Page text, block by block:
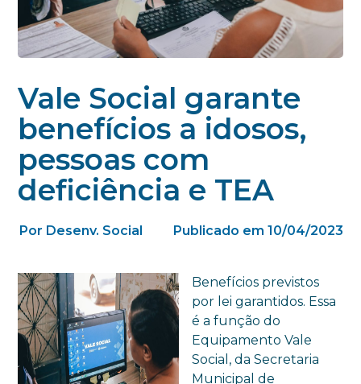
Vale Social garante
benefícios a idosos,
pessoas com
deficiência e TEA
Por Desenv. Social Publicado em 10/04/2023
Benefícios previstos
por lei garantidos. Essa
é a função do
Equipamento Vale
Social, da Secretaria
Municipal de